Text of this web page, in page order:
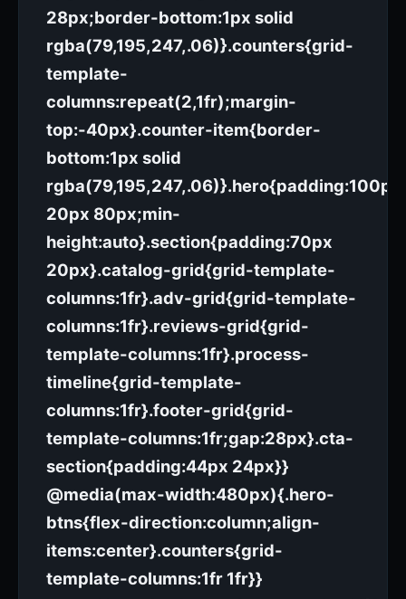
28px;border-bottom:1px solid
rgba(79,195,247,.06)}.counters{grid-
template-
columns:repeat(2,1fr);margin-
top:-40px}.counter-item{border-
bottom:1px solid
rgba(79,195,247,.06)}.hero{padding:100px
20px 80px;min-
height:auto}.section{padding:70px
20px}.catalog-grid{grid-template-
columns:1fr}.adv-grid{grid-template-
columns:1fr}.reviews-grid{grid-
template-columns:1fr}.process-
timeline{grid-template-
columns:1fr}.footer-grid{grid-
template-columns:1fr;gap:28px}.cta-
section{padding:44px 24px}}
@media(max-width:480px){.hero-
btns{flex-direction:column;align-
items:center}.counters{grid-
template-columns:1fr 1fr}}